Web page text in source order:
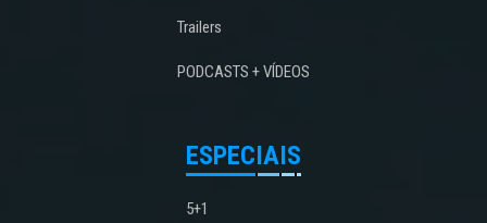
Trailers
PODCASTS + VÍDEOS
ESPECIAIS
5+1